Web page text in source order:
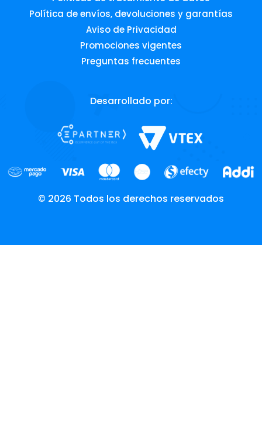
Política de envíos, devoluciones y garantías
Aviso de Privacidad
Promociones vigentes
Preguntas frecuentes
Desarrollado por:
© 2026 Todos los derechos reservados